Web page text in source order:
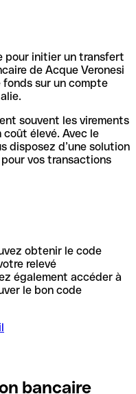
pour initier un transfert
de Acque Veronesi
sur un compte
souvent les virements
élevé. Avec le
disposez d’une solution
vos transactions
obtenir le code
relevé
également accéder à
le bon code
bancaire